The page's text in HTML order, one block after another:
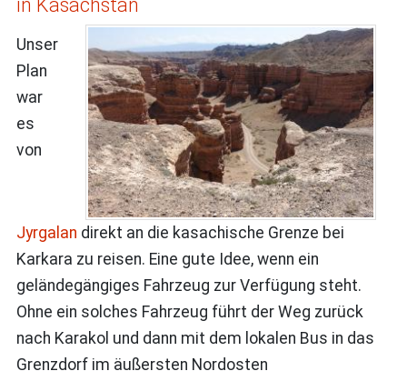
in Kasachstan
Unser
Plan
war
es
von
Jyrgalan direkt an die kasachische Grenze bei
Karkara zu reisen. Eine gute Idee, wenn ein
geländegängiges Fahrzeug zur Verfügung steht.
Ohne ein solches Fahrzeug führt der Weg zurück
nach Karakol und dann mit dem lokalen Bus in das
Grenzdorf im äußersten Nordosten